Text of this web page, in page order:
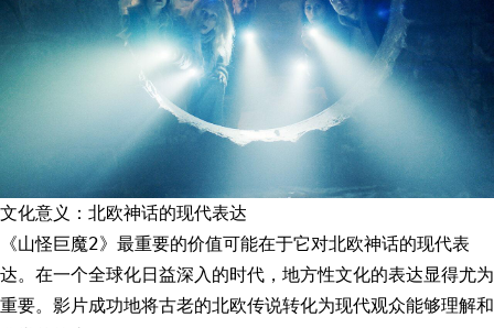
文化意义：北欧神话的现代表达
《山怪巨魔2》最重要的价值可能在于它对北欧神话的现代表
达。在一个全球化日益深入的时代，地方性文化的表达显得尤为
重要。影片成功地将古老的北欧传说转化为现代观众能够理解和